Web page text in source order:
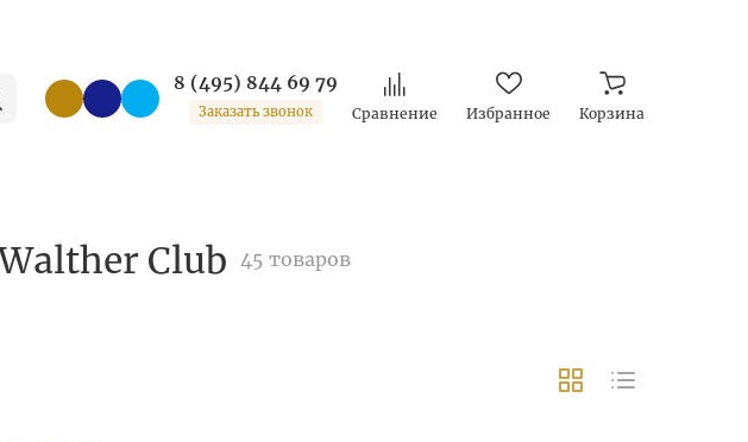
8 (495) 844 69 79
Заказать звонок Сравнение Избранное Корзина
Club 45 товаров